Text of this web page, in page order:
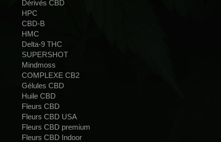
Dérivés CBD
HPC
CBD-B
HMC
Delta-9 THC
SUPERSHOT
Mindmoss
COMPLEXE CB2
Gélules CBD
Huile CBD
Fleurs CBD
Fleurs CBD USA
Fleurs CBD premium
Fleurs CBD Indoor